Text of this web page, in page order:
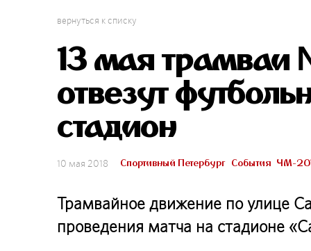
вернуться к списку
13 мая
отвезут
стадион
10 мая 2018 Спортивный Петербург События ЧМ-
Трамвайное движение по улице
проведения матча на стадионе